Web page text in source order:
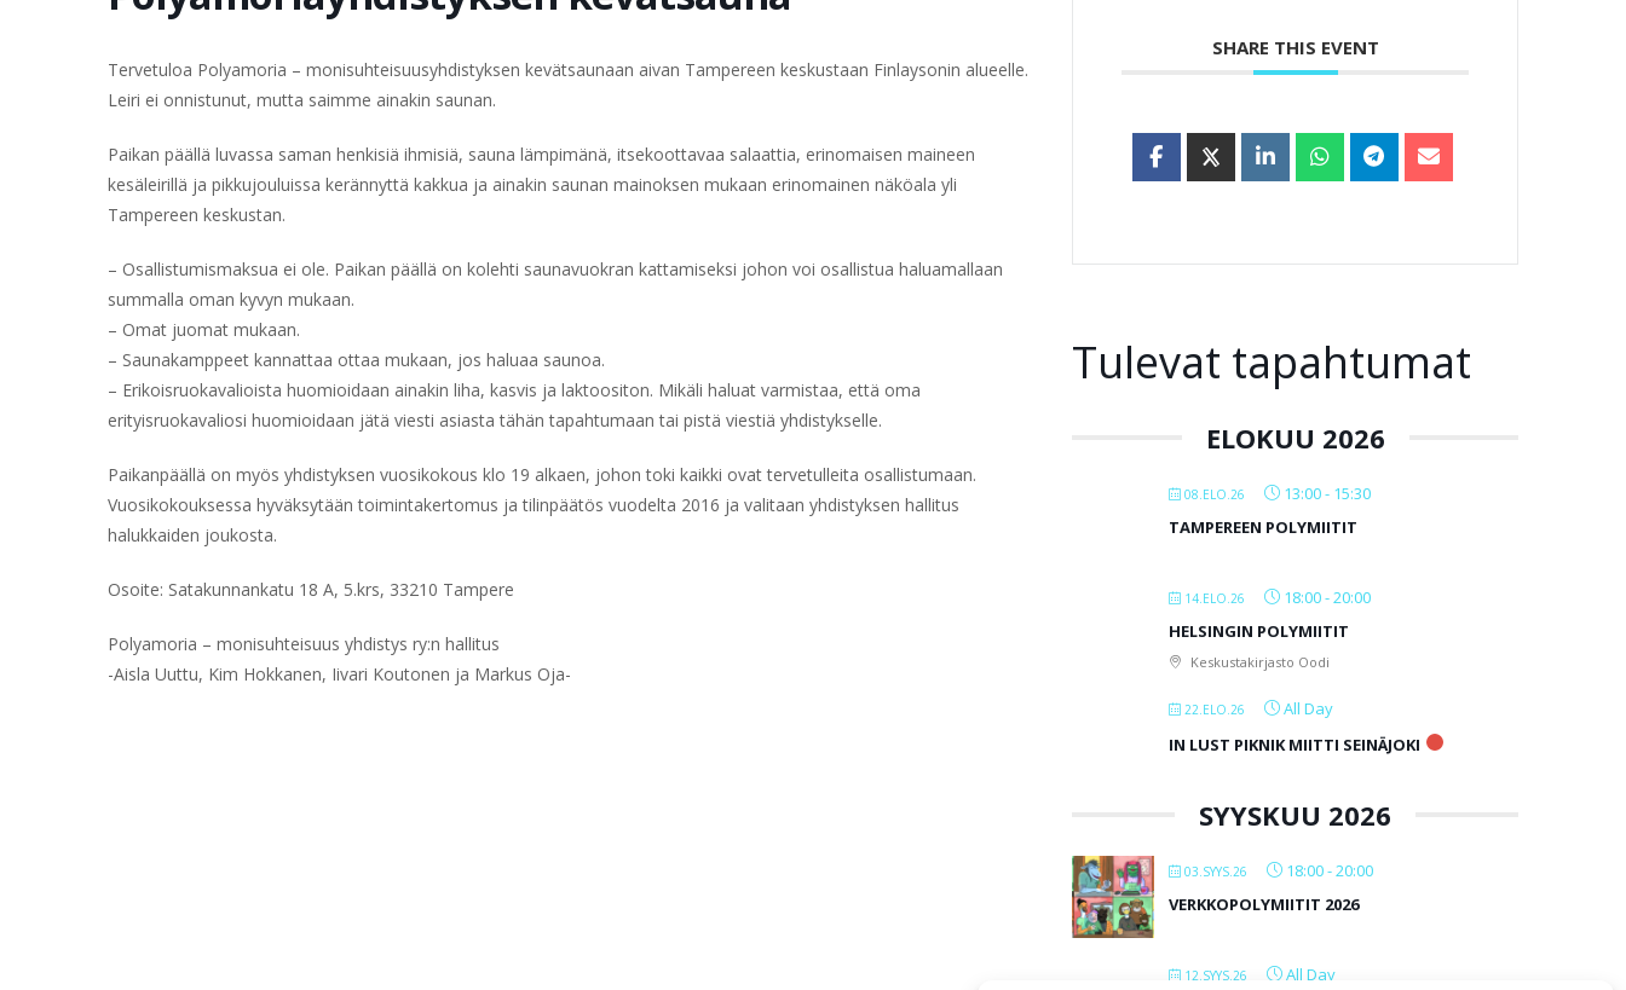
Tervetuloa Polyamoria – monisuhteisuusyhdistyksen kevätsaunaan aivan Tampereen keskustaan Finlaysonin alueelle.
Leiri ei onnistunut, mutta saimme ainakin saunan.
Paikan päällä luvassa saman henkisiä ihmisiä, sauna lämpimänä, itsekoottavaa salaattia, erinomaisen maineen
kesäleirillä ja pikkujouluissa kerännyttä kakkua ja ainakin saunan mainoksen mukaan erinomainen näköala yli
Tampereen keskustan.
– Osallistumismaksua ei ole. Paikan päällä on kolehti saunavuokran kattamiseksi johon voi osallistua haluamallaan
summalla oman kyvyn mukaan.
– Omat juomat mukaan.
– Saunakamppeet kannattaa ottaa mukaan, jos haluaa saunoa.
– Erikoisruokavalioista huomioidaan ainakin liha, kasvis ja laktoositon. Mikäli haluat varmistaa, että oma
erityisruokavaliosi huomioidaan jätä viesti asiasta tähän tapahtumaan tai pistä viestiä yhdistykselle.
Paikanpäällä on myös yhdistyksen vuosikokous klo 19 alkaen, johon toki kaikki ovat tervetulleita osallistumaan.
Vuosikokouksessa hyväksytään toimintakertomus ja tilinpäätös vuodelta 2016 ja valitaan yhdistyksen hallitus
halukkaiden joukosta.
Osoite: Satakunnankatu 18 A, 5.krs, 33210 Tampere
Polyamoria – monisuhteisuus yhdistys ry:n hallitus
-Aisla Uuttu, Kim Hokkanen, Iivari Koutonen ja Markus Oja-
SHARE THIS EVENT
Tulevat tapahtumat
ELOKUU 2026
08.ELO.26 13:00- 15:30
TAMPEREEN POLYMIITIT
14.ELO.26 18:00-20:00
HELSINGIN POLYMIITIT
Keskustakirjasto Oodi
22.ELO.26
All Day
IN LUST PIKNIK MIITTI SEINÄJOKI
SYYSKUU 2026
03.SYYS.26 18:00-20:00
VERKKOPOLYMIITIT 2026
12.SYYS.26 All Day